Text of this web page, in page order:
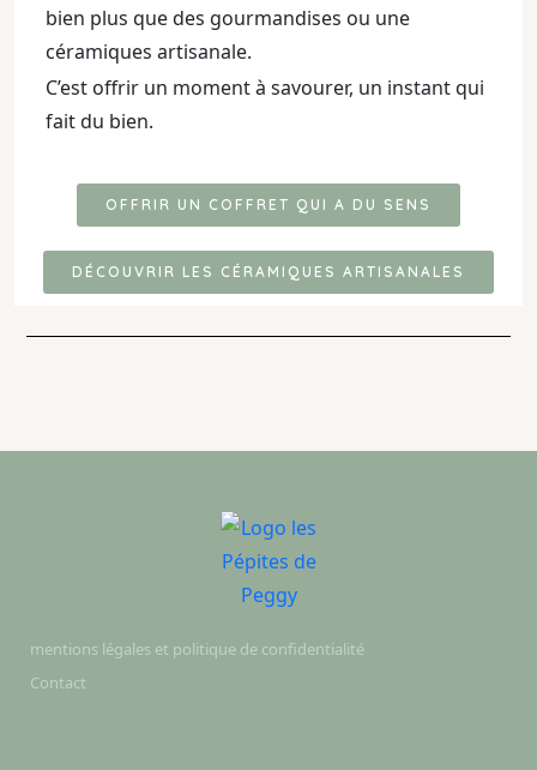
bien plus que des gourmandises ou une
céramiques artisanale.
C’est offrir un moment à savourer, un instant qui
fait du bien.
OFFRIR UN COFFRET QUI A DU SENS
DÉCOUVRIR LES CÉRAMIQUES ARTISANALES
mentions légales et politique de confidentialité
Contact